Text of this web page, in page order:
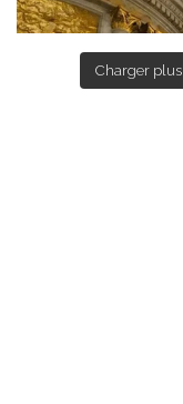
Charger plus